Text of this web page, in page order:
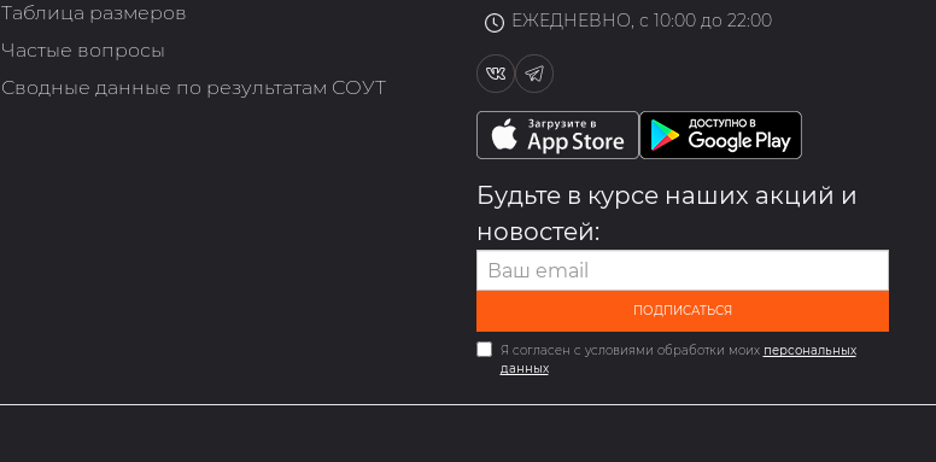
Таблица размеров
Частые вопросы
Сводные данные по результатам СОУТ
ЕЖЕДНЕВНО, с 10:00 до 22:00
Будьте в курсе наших акций и
новостей:
ПОДПИСАТЬСЯ
Я согласен с условиями обработки моих персональных
данных